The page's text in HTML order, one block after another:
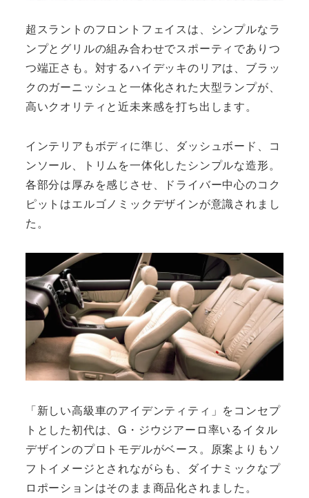
超スラントのフロントフェイスは、シンプルなラ
ンプとグリルの組み合わせでスポーティでありつ
つ端正さも。対するハイデッキのリアは、ブラッ
クのガーニッシュと一体化された大型ランプが、
高いクオリティと近未来感を打ち出します。
インテリアもボディに準じ、ダッシュボード、コ
ンソール、トリムを一体化したシンプルな造形。
各部分は厚みを感じさせ、ドライバー中心のコク
ピットはエルゴノミックデザインが意識されまし
た。
「新しい高級車のアイデンティティ」をコンセプ
トとした初代は、G・ジウジアーロ率いるイタル
デザインのプロトモデルがベース。原案よりもソ
フトイメージとされながらも、ダイナミックなプ
ロポーションはそのまま商品化されました。